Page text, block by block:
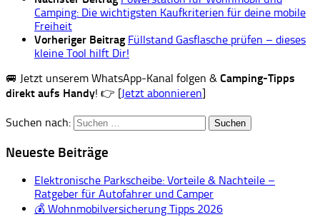
Camping: Die wichtigsten Kaufkriterien für deine mobile
Freiheit
Vorheriger Beitrag Füllstand Gasflasche prüfen – dieses
kleine Tool hilft Dir!
🚐 Jetzt unserem WhatsApp-Kanal folgen & Camping-Tipps
direkt aufs Handy! 👉 [Jetzt abonnieren]
Suchen nach:
Neueste Beiträge
Elektronische Parkscheibe: Vorteile & Nachteile –
Ratgeber für Autofahrer und Camper
💰 Wohnmobilversicherung Tipps 2026